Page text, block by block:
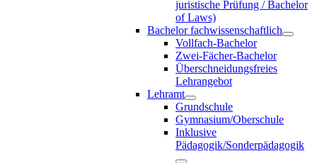
juristische Prüfung / Bachelor
of Laws)
Bachelor fachwissenschaftlich
Vollfach-Bachelor
Zwei-Fächer-Bachelor
Überschneidungsfreies
Lehrangebot
Lehramt
Grundschule
Gymnasium/Oberschule
Inklusive
Pädagogik/Sonderpädagogik